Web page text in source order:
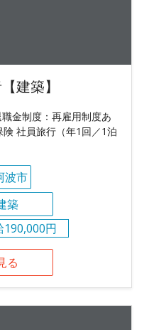
建築】
金制度：再雇用制度あ
社員旅行（年1回／1泊
波市
築
190,000円
る